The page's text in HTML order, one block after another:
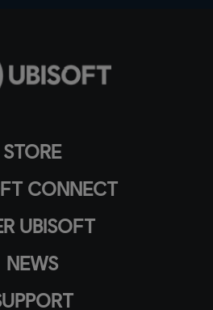
STORE
CONNECT
UBISOFT
NEWS